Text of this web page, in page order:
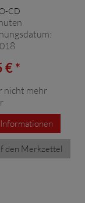
CD
€ *
nicht mehr
den Merkzettel